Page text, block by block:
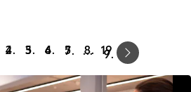
2 3 4 5 … 19 Next